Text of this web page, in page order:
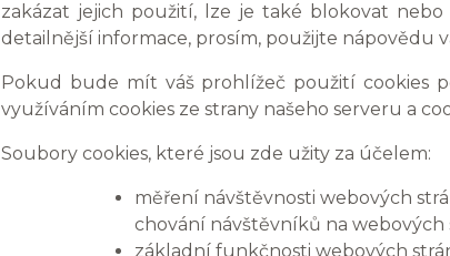
zakázat jejich použití, lze je také blokovat
detailnější informace, prosím, použijte nápovědu
Pokud bude mít váš prohlížeč použití cookies
využíváním cookies ze strany našeho serveru a
Soubory cookies, které jsou zde užity za účelem:
měření návštěvnosti webových
chování návštěvníků na webových
základní funkčnosti webových